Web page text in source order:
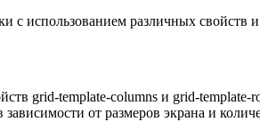
с использованием различных свойств
grid-template-columns и grid-
от размеров экрана и